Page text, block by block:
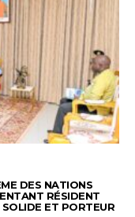
DES NATIONS
RÉSIDENT
ET PORTEUR